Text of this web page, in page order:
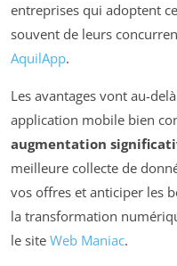
entreprises qui adoptent
souvent de leurs
AquilApp.
Les avantages vont au-
application mobile bien
augmentation
meilleure collecte de
vos offres et anticiper les
la transformation
le site Web Maniac.